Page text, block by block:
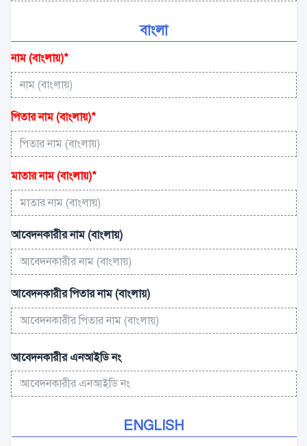
বাংলা
নাম (বাংলায়)*
পিতার নাম (বাংলায়)*
মাতার নাম (বাংলায়)*
আবেদনকারীর নাম (বাংলায়)
আবেদনকারীর পিতার নাম (বাংলায়)
আবেদনকারীর এনআইডি নং
ENGLISH